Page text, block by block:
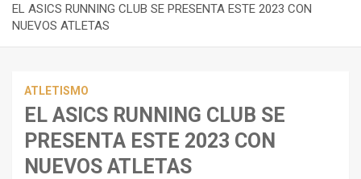
EL ASICS RUNNING CLUB SE PRESENTA ESTE 2023 CON
NUEVOS ATLETAS
ATLETISMO
EL ASICS RUNNING CLUB SE
PRESENTA ESTE 2023 CON
NUEVOS ATLETAS